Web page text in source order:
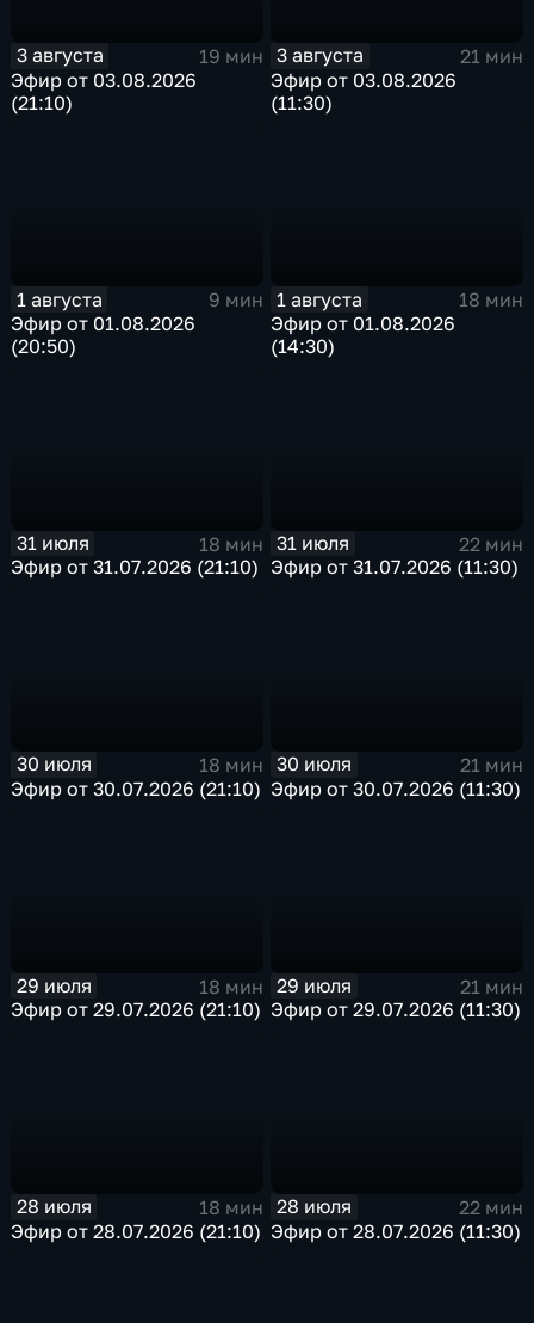
3 августа
19 мин
Эфир от 03.08.2026
(21:10)
3 августа
21 мин
Эфир от 03.08.2026
(11:30)
1 августа
9 мин
Эфир от 01.08.2026
(20:50)
1 августа
18 мин
Эфир от 01.08.2026
(14:30)
31 июля
18 мин
Эфир от 31.07.2026 (21:10)
31 июля
22 мин
Эфир от 31.07.2026 (11:30)
30 июля
18 мин
Эфир от 30.07.2026 (21:10)
30 июля
21 мин
Эфир от 30.07.2026 (11:30)
29 июля
18 мин
Эфир от 29.07.2026 (21:10)
29 июля
21 мин
Эфир от 29.07.2026 (11:30)
28 июля
18 мин
Эфир от 28.07.2026 (21:10)
28 июля
22 мин
Эфир от 28.07.2026 (11:30)